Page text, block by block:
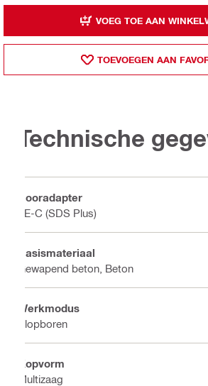
VOEG TOE AAN
TOEVOEGEN AAN
Technische
Booradapter
TE-C (SDS Plus)
Basismateriaal
Gewapend beton, Beton
Werkmodus
Klopboren
Kopvorm
Multizaag